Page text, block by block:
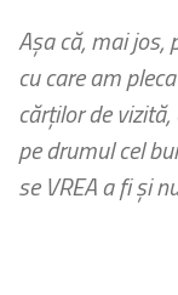
Așa că, mai jos,
cu care am
cărților de
pe drumul cel
se VREA a fi și